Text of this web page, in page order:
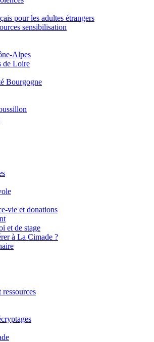
pour les adultes étrangers
sensibilisation
Alpes
de Loire
Bourgogne
vie et donations
et de stage
à La Cimade ?